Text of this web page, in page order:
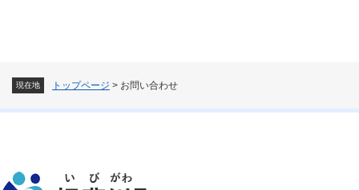
現在地 トップページ > お問い合わせ